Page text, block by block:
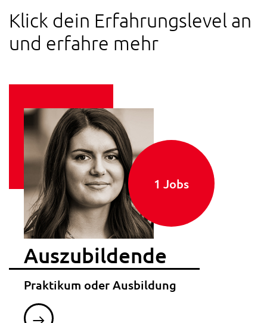
Klick dein Erfahrungslevel an
und erfahre mehr
1 Jobs
Auszubildende
Praktikum oder Ausbildung